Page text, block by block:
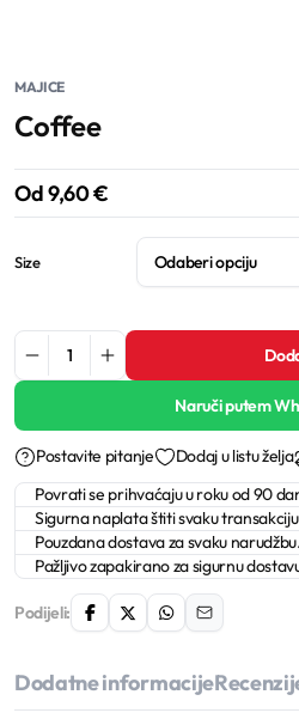
MAJICE
Coffee
Od9,60€
Size
Naruči putem
Postavite pitanje Dodaj u listu želja
Povrati se prihvaćaju u roku od 90
Sigurna naplata štiti svaku
Pouzdana dostava za svaku narudžbu.
Pažljivo zapakirano za sigurnu
Podijeli:
Dodatne informacije